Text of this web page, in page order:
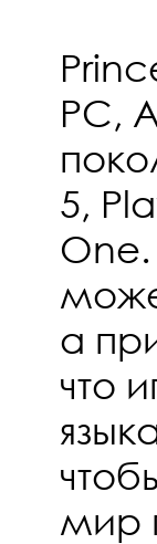
PC,
5,
а
что
мир